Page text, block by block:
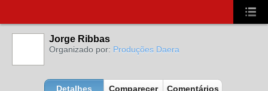
Jorge Ribbas
Organizado por: Produções Daera
Detalhes Comparecer Comentários